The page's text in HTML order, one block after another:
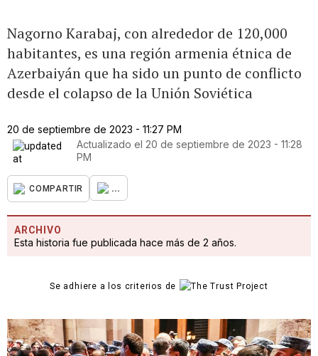
Nagorno Karabaj, con alrededor de 120,000
habitantes, es una región armenia étnica de
Azerbaiyán que ha sido un punto de conflicto
desde el colapso de la Unión Soviética
20 de septiembre de 2023 - 11:27 PM
Actualizado el 20 de septiembre de 2023 - 11:28
PM
COMPARTIR ...
ARCHIVO
Esta historia fue publicada hace más de 2 años.
Se adhiere a los criterios de